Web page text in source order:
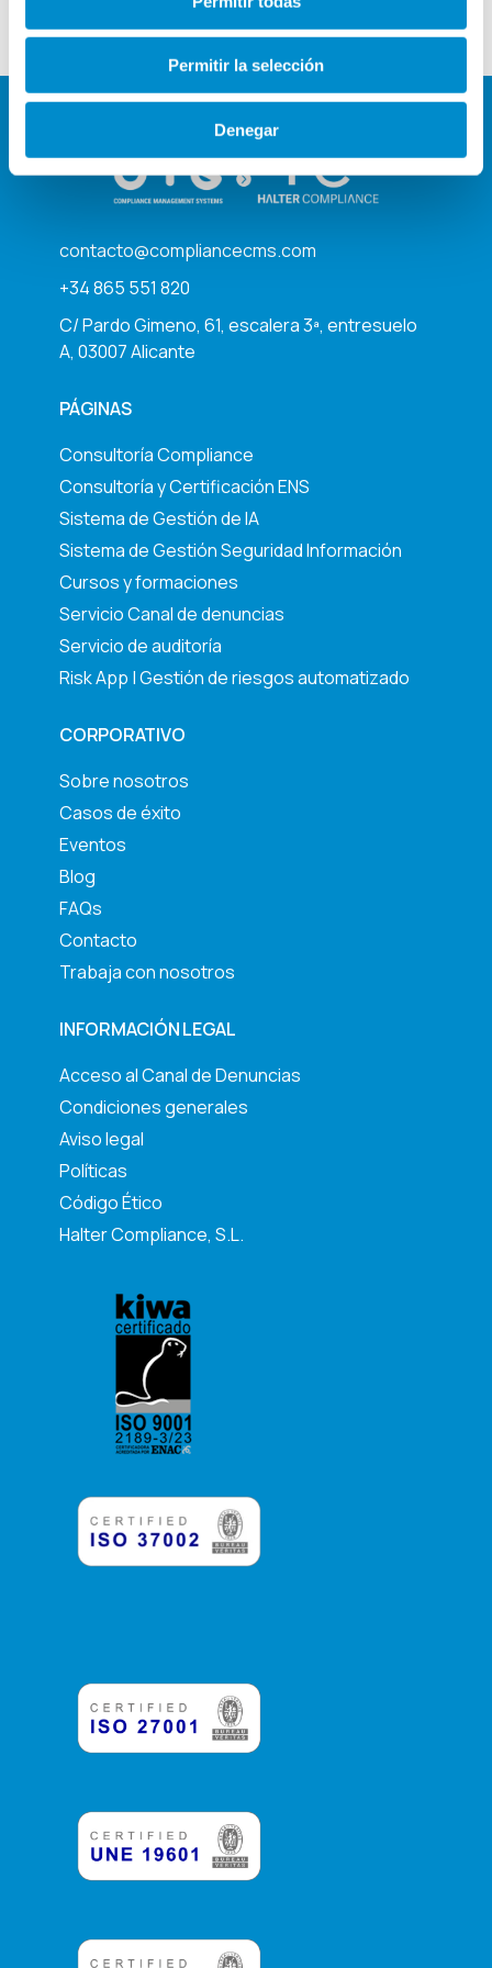
Permitir la selección
Denegar
contacto@compliancecms.com
+34 865 551 820
C/ Pardo Gimeno, 61, escalera 3ª, entresuelo
A, 03007 Alicante
PÁGINAS
Consultoría Compliance
Consultoría y Certificación ENS
Sistema de Gestión de IA
Sistema de Gestión Seguridad Información
Cursos y formaciones
Servicio Canal de denuncias
Servicio de auditoría
Risk App | Gestión de riesgos automatizado
CORPORATIVO
Sobre nosotros
Casos de éxito
Eventos
Blog
FAQs
Contacto
Trabaja con nosotros
INFORMACIÓN LEGAL
Acceso al Canal de Denuncias
Condiciones generales
Aviso legal
Políticas
Código Ético
Halter Compliance, S.L.